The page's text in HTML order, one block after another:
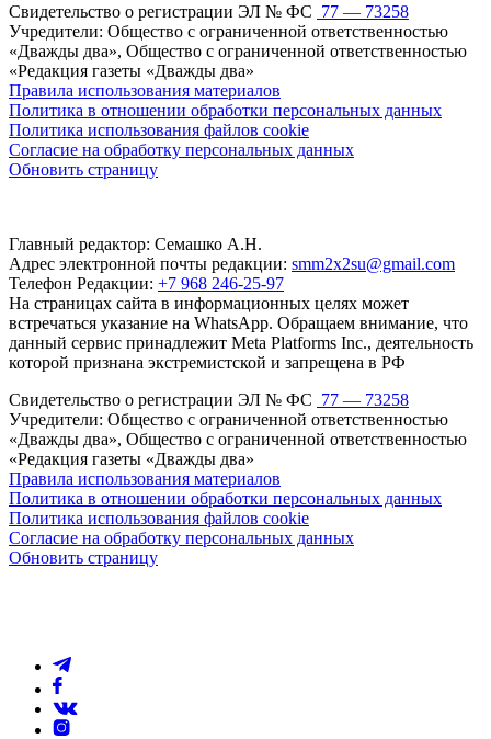
Свидетельство о регистрации ЭЛ № ФС 77 — 73258
Учредители: Общество с ограниченной ответственностью
«Дважды два», Общество с ограниченной ответственностью
«Редакция газеты «Дважды два»
Правила использования материалов
Политика в отношении обработки персональных данных
Политика использования файлов cookie
Согласие на обработку персональных данных
Обновить страницу
Главный редактор: Семашко А.Н.
Адрес электронной почты редакции: smm2x2su@gmail.com
Телефон Редакции: +7 968 246-25-97
На страницах сайта в информационных целях может
встречаться указание на WhatsApp. Обращаем внимание, что
данный сервис принадлежит Meta Platforms Inc., деятельность
которой признана экстремистской и запрещена в РФ
Свидетельство о регистрации ЭЛ № ФС 77 — 73258
Учредители: Общество с ограниченной ответственностью
«Дважды два», Общество с ограниченной ответственностью
«Редакция газеты «Дважды два»
Правила использования материалов
Политика в отношении обработки персональных данных
Политика использования файлов cookie
Согласие на обработку персональных данных
Обновить страницу